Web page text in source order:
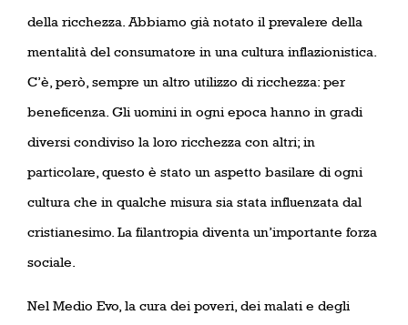
della ricchezza. Abbiamo già notato il prevalere della
mentalità del consumatore in una cultura inflazionistica.
C’è, però, sempre un altro utilizzo di ricchezza: per
beneficenza. Gli uomini in ogni epoca hanno in gradi
diversi condiviso la loro ricchezza con altri; in
particolare, questo è stato un aspetto basilare di ogni
cultura che in qualche misura sia stata influenzata dal
cristianesimo. La filantropia diventa un’importante forza
sociale.
Nel Medio Evo, la cura dei poveri, dei malati e degli